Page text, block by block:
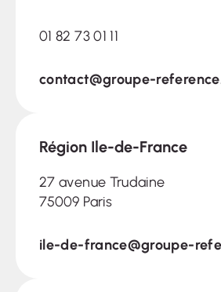
01 82 73 01 11
contact@groupe-
Région Ile-de-France
27 avenue Trudaine
75009 Paris
ile-de-france@groupe-